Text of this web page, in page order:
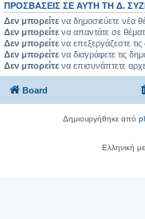
ΠΡΟΣΒΆΣΕΙΣ ΣΕ ΑΥΤΉ ΤΗ Δ.
Δεν μπορείτε να δημοσιεύετε νέα
Δεν μπορείτε να απαντάτε σε
Δεν μπορείτε να επεξεργάζεστε
Δεν μπορείτε να διαγράφετε τις
Δεν μπορείτε να επισυνάπτετε
Board
Δημιουργήθηκε από
Ελληνική